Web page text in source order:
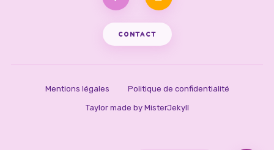
CONTACT
Mentions légales Politique de confidentialité
Taylor made by MisterJekyll